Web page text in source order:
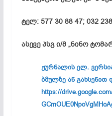
ტელ: 577 30 88 47; 032
ასევე პსგ ი/მ„ნინო
ჟურნალის ელ.
ბმულზე ან გახსენით
https://